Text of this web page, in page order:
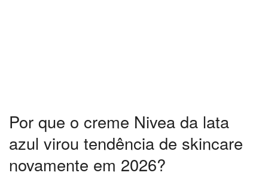
Por que o creme Nivea da lata
azul virou tendência de skincare
novamente em 2026?